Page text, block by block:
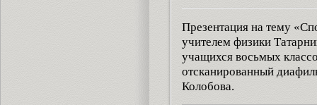
Презентация на тему
учителем физики
учащихся восьмых
отсканированный
Колобова.